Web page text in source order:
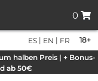
0
18+
ES | EN | FR
halben Preis | + Bonus-
ab 50€